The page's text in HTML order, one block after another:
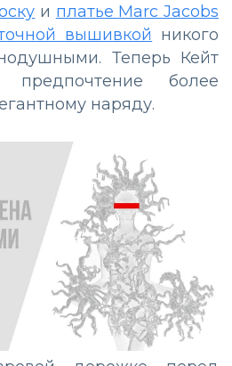
и платье Marc Jacobs
вышивкой никого
Теперь Кейт
более
наряду.